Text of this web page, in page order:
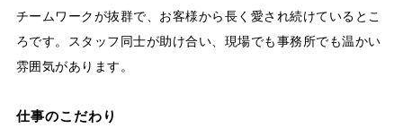
チームワークが抜群で、お客様から長く愛され続けているとこ
ろです。スタッフ同士が助け合い、現場でも事務所でも温かい
雰囲気があります。
仕事のこだわり